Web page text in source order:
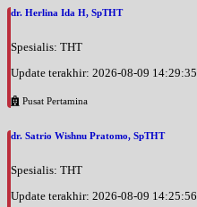
dr. Herlina Ida H, SpTHT
Spesialis: THT
Update terakhir: 2026-08-09 14:29:35
Pusat Pertamina
dr. Satrio Wishnu Pratomo, SpTHT
Spesialis: THT
Update terakhir: 2026-08-09 14:25:56